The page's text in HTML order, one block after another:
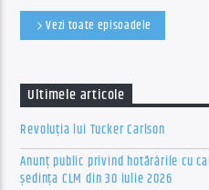
Vezi toate episoadele
Ultimele articole
Revoluția lui Tucker Carlson
Anunț public privind hotărârile cu
ședința CLM din 30 iulie 2026